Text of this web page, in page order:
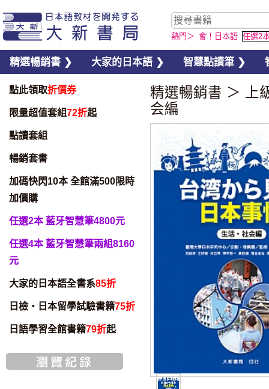
熱門＞ 會！日本語 任選2
精選暢銷書 ❯ 大家的日本語 ❯ 智慧點讀筆 ❯
點此領取折價券
限量超值套組72折起
點讀套組
暢銷套書
加碼快閃10本 全館滿500限時
加價購
任選2本 藍牙智慧筆4800元
任選4本 藍牙智慧筆兩組8160
元
大家的日本語全書系85折
日檢・日本留學試驗書籍75折
日語學習全館書籍79折起
精選暢銷書 ＞
上
会編